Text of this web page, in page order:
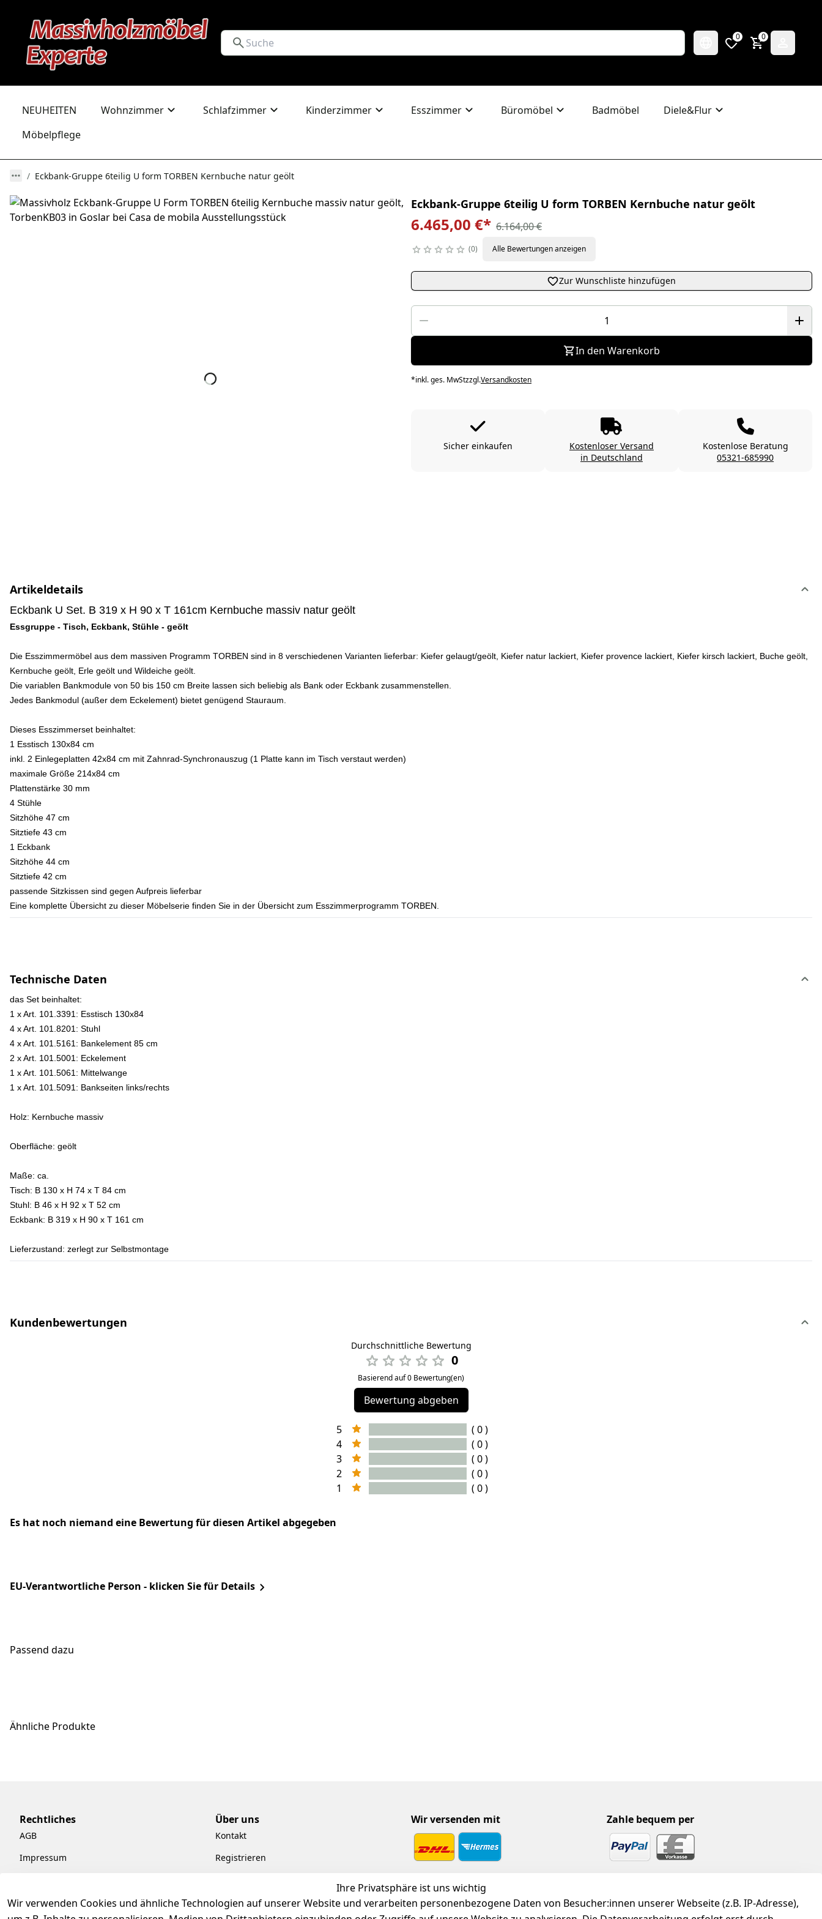
0 0
NEUHEITEN Wohnzimmer Schlafzimmer Kinderzimmer Esszimmer Büromöbel Badmöbel
Diele&Flur
Möbelpflege
Eckbank-Gruppe 6teilig U form TORBEN Kernbuche natur geölt
Eckbank-Gruppe 6teilig U form TORBEN Kernbuche natur geölt
6.465,00 €* 6.164,00 €
0 Alle Bewertungen anzeigen
Zur Wunschliste hinzufügen
In den Warenkorb
*inkl. ges. MwStzzgl.Versandkosten
Sicher einkaufen
Kostenloser Versand
in Deutschland
Kostenlose Beratung
05321-685990
Artikeldetails
Eckbank U Set. B 319 x H 90 x T 161cm Kernbuche massiv natur geölt
Essgruppe - Tisch, Eckbank, Stühle - geölt
Die Esszimmermöbel aus dem massiven Programm TORBEN sind in 8 verschiedenen Varianten lieferbar: Kiefer gelaugt/geölt, Kiefer natur lackiert, Kiefer provence lackiert, Kiefer kirsch lackiert, Buche geölt,
Kernbuche geölt, Erle geölt und Wildeiche geölt.
Die variablen Bankmodule von 50 bis 150 cm Breite lassen sich beliebig als Bank oder Eckbank zusammenstellen.
Jedes Bankmodul (außer dem Eckelement) bietet genügend Stauraum.
Dieses Esszimmerset beinhaltet:
1 Esstisch 130x84 cm
inkl. 2 Einlegeplatten 42x84 cm mit Zahnrad-Synchronauszug (1 Platte kann im Tisch verstaut werden)
maximale Größe 214x84 cm
Plattenstärke 30 mm
4 Stühle
Sitzhöhe 47 cm
Sitztiefe 43 cm
1 Eckbank
Sitzhöhe 44 cm
Sitztiefe 42 cm
passende Sitzkissen sind gegen Aufpreis lieferbar
Eine komplette Übersicht zu dieser Möbelserie finden Sie in der Übersicht zum Esszimmerprogramm TORBEN.
Technische Daten
das Set beinhaltet:
1 x Art. 101.3391: Esstisch 130x84
4 x Art. 101.8201: Stuhl
4 x Art. 101.5161: Bankelement 85 cm
2 x Art. 101.5001: Eckelement
1 x Art. 101.5061: Mittelwange
1 x Art. 101.5091: Bankseiten links/rechts
Holz: Kernbuche massiv
Oberfläche: geölt
Maße: ca.
Tisch: B 130 x H 74 x T 84 cm
Stuhl: B 46 x H 92 x T 52 cm
Eckbank: B 319 x H 90 x T 161 cm
Lieferzustand: zerlegt zur Selbstmontage
Kundenbewertungen
Durchschnittliche Bewertung
0
Basierend auf 0 Bewertung(en)
Bewertung abgeben
5
( 0 )
4
( 0 )
3
( 0 )
2
( 0 )
1
( 0 )
Es hat noch niemand eine Bewertung für diesen Artikel abgegeben
EU-Verantwortliche Person - klicken Sie für Details
Passend dazu
Ähnliche Produkte
Ihre Privatsphäre ist uns wichtig
Wir verwenden Cookies und ähnliche Technologien auf unserer Website und verarbeiten personenbezogene Daten von Besucher:innen unserer Webseite (z.B. IP-Adresse),
Rechtliches
AGB
Impressum
Barrierefreiheitserklärung
Über uns
Kontakt
Registrieren
Pflege & Kundendienst
Wir versenden mit Zahle bequem per